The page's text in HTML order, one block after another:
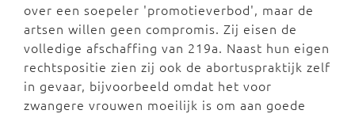
over een soepeler 'promotieverbod', maar de
artsen willen geen compromis. Zij eisen de
volledige afschaffing van 219a. Naast hun eigen
rechtspositie zien zij ook de abortuspraktijk zelf
in gevaar, bijvoorbeeld omdat het voor
zwangere vrouwen moeilijk is om aan goede